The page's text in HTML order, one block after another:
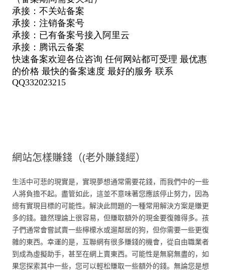
網站怎樣賺錢（(老外賺錢經）
生活中可悲的現實是，實現夢想通常需要花錢，而我們中的一些
人將負擔不起。盡管如此，這並不意味著您應該停止努力，因為
總有實現目標的可能性。解決此問題的一種常用解決方案是賺更
多的錢。雖然理論上很容易，但賺取額外的現金要復雜得多。孩
子們通常會嘗試賣一些檸檬水或遛鄰居的狗，但你需要一些更復
雜的東西。幸運的是，互聯網有很多賺錢的機會，從自由職業者
到成為虛擬助手，甚至在網上賣東西。可能性是無窮無盡的，如
果您探索其中一些，您可以輕松賺取一些額外的錢。無論您是想